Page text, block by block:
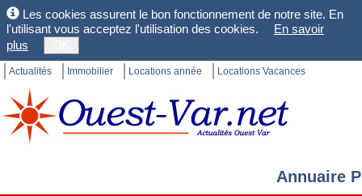
Les cookies assurent le bon fonctionnement de notre site. En
l'utilisant vous acceptez l'utilisation des cookies.
En savoir
plus
Actualités Immobilier Locations année Locations Vacances
Annuaire